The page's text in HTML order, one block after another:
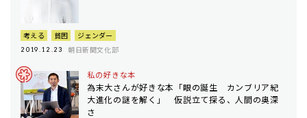
考える 貧困 ジェンダー
2019.12.23 朝日新聞文化部
私の好きな本
為末大さんが好きな本「眼の誕生 カンブリア紀
大進化の謎を解く」 仮説立て探る、人間の奥深
さ